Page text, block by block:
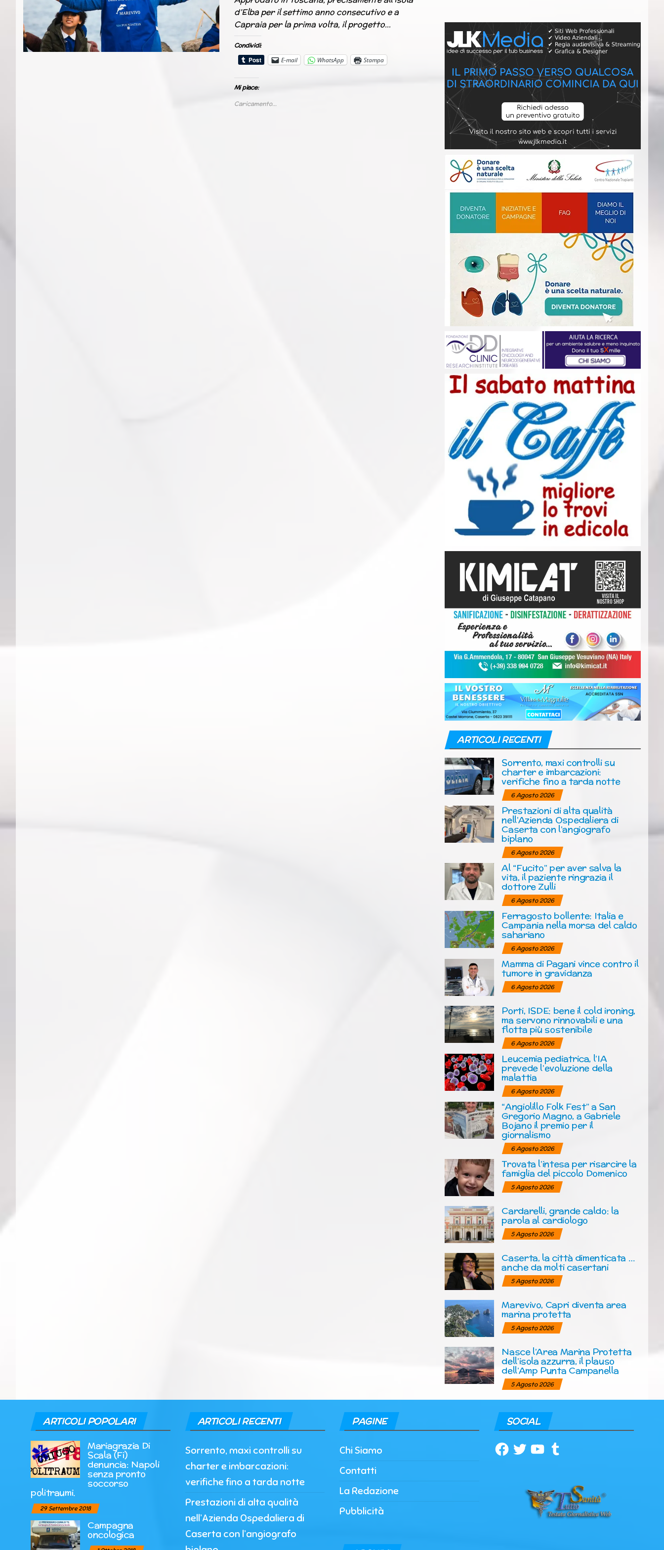
d’Elba per il settimo anno consecutivo e a
Capraia per la prima volta, il progetto…
Condividi:
E-mail
WhatsApp Stampa
Mi piace:
Caricamento...
ARTICOLI RECENTI
Sorrento, maxi controlli su
charter e imbarcazioni:
verifiche fino a tarda notte
6 Agosto 2026
Prestazioni di alta qualità
nell’Azienda Ospedaliera di
Caserta con l’angiografo
biplano
6 Agosto 2026
Al “Fucito” per aver salva la
vita, il paziente ringrazia il
dottore Zulli
6 Agosto 2026
Ferragosto bollente: Italia e
Campania nella morsa del caldo
sahariano
6 Agosto 2026
Mamma di Pagani vince contro il
tumore in gravidanza
6 Agosto 2026
Porti, ISDE: bene il cold ironing,
ma servono rinnovabili e una
flotta più sostenibile
6 Agosto 2026
Leucemia pediatrica, l’IA
prevede l’evoluzione della
malattia
6 Agosto 2026
“Angiolillo Folk Fest” a San
Gregorio Magno, a Gabriele
Bojano il premio per il
giornalismo
6 Agosto 2026
Trovata l’intesa per risarcire la
famiglia del piccolo Domenico
5 Agosto 2026
Cardarelli, grande caldo: la
parola al cardiologo
5 Agosto 2026
Caserta, la città dimenticata …
anche da molti casertani
5 Agosto 2026
Marevivo, Capri diventa area
marina protetta
5 Agosto 2026
Nasce l’Area Marina Protetta
dell’isola azzurra, il plauso
dell’Amp Punta Campanella
5 Agosto 2026
ARTICOLI POPOLARI
Mariagrazia Di
Scala (Fi)
denuncia: Napoli
senza pronto
soccorso
politraumi.
29 Settembre 2018
Campagna
oncologica
ARTICOLI RECENTI
Sorrento, maxi controlli su
charter e imbarcazioni:
verifiche fino a tarda notte
Prestazioni di alta qualità
nell’Azienda Ospedaliera di
Caserta con l’angiografo
PAGINE
Chi Siamo
Contatti
La Redazione
Pubblicità
SOCIAL
Facebook
TwitterYouTubeTumblr